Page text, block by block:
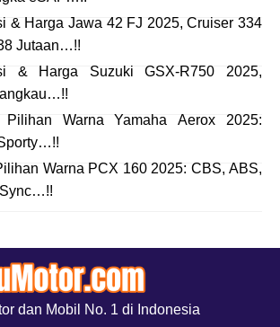
& Harga Jawa 42 FJ 2025, Cruiser 334
Jutaan…!!
& Harga Suzuki GSX-R750 2025,
Warna Yamaha Aerox 2025:
Warna PCX 160 2025: CBS, ABS,
dan Mobil No. 1 di Indonesia